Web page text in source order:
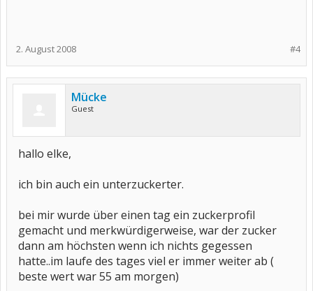
#4
2. August 2008
Mücke
Guest
hallo elke,
ich bin auch ein unterzuckerter.
bei mir wurde über einen tag ein zuckerprofil
gemacht und merkwürdigerweise, war der zucker
dann am höchsten wenn ich nichts gegessen
hatte..im laufe des tages viel er immer weiter ab (
beste wert war 55 am morgen)